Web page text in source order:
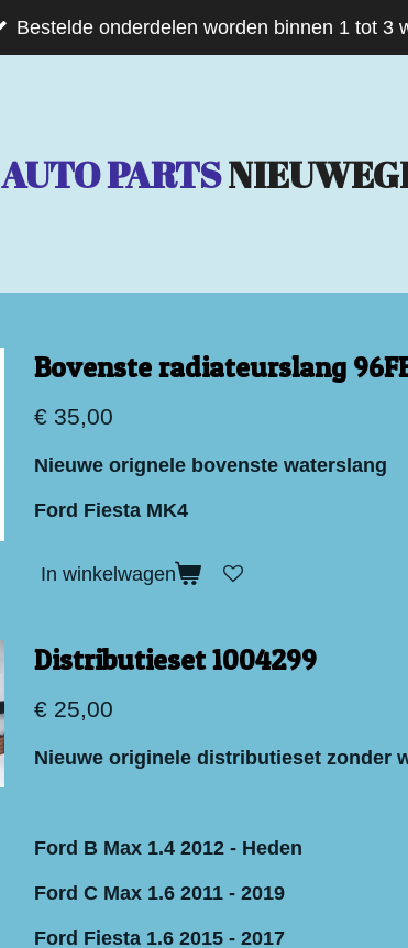
Bestelde onderdelen worden binnen 1 tot 3
AUTO PARTS
Bovenste radiateurslang
€ 35,00
Nieuwe orignele bovenste waterslang
Ford Fiesta MK4
In winkelwagen
Distributieset 1004299
€ 25,00
Nieuwe originele distributieset zonder
Ford B Max 1.4 2012 - Heden
Ford C Max 1.6 2011 - 2019
Ford Fiesta 1.6 2015 - 2017